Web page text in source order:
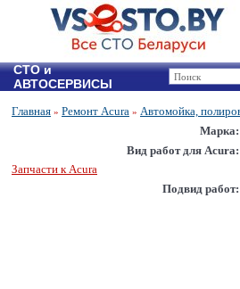
СТО и
АВТОСЕРВИСЫ
Главная » Ремонт Acura » Автомойка,
Марка:
Вид работ для Acura:
Запчасти к Acura
Подвид работ: